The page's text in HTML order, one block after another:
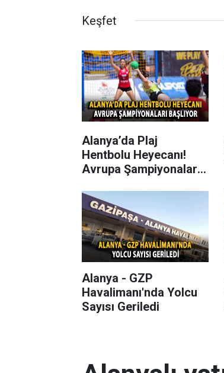
Keşfet
Alanya’da Plaj
Hentbolu Heyecanı!
Avrupa Şampiyonaları
Alanya - GZP
Havalimanı'nda Yolcu
Sayısı Geriledi